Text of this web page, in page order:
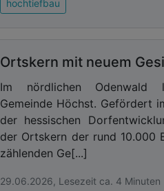
hochtiefbau
Ortskern mit neuem
Im nördlichen Odenwald
Gemeinde Höchst. Gefördert
der hessischen
der Ortskern der rund 10.000
zählenden Ge[...]
29.06.2026, Lesezeit ca. 4 Minuten